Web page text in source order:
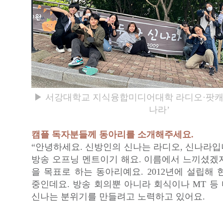
▶ 서강대학교 지식융합미디어대학 라디오·팟
나라’
캠플 독자분들께 동아리를 소개해주세요.
“안녕하세요. 신방인의 신나는 라디오, 신나라
방송 오프닝 멘트이기 해요. 이름에서 느끼셨겠
을 목표로 하는 동아리예요. 2012년에 설립해
중인데요. 방송 회의뿐 아니라 회식이나 MT 등
신나는 분위기를 만들려고 노력하고 있어요.